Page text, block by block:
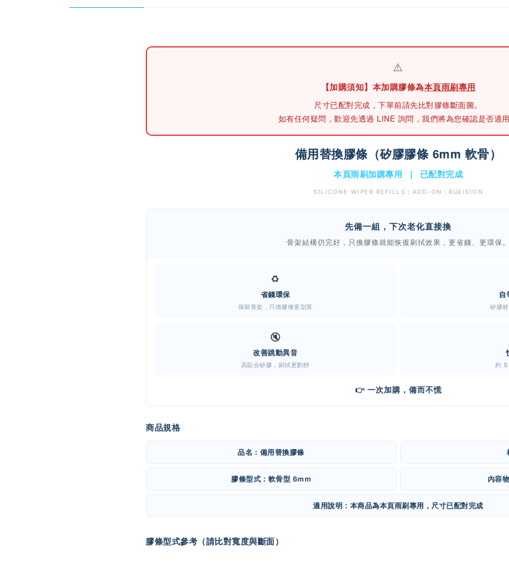
⚠️
【加購須知】本加購膠條為本頁雨刷專用
尺寸已配對完成，下單前請先比對膠條斷面圖。
如有任何疑問，歡迎先透過 LINE 詢問，我們將為您確認是否適用
備用替換膠條（矽膠膠條 6mm 軟骨）
本頁雨刷加購專用 ｜ 已配對完成
SILICONE WIPER REFILLS｜ADD-ON｜RUEISION
先備一組，下次老化直接換
骨架結構仍完好，只換膠條就能恢復刷拭效果，更省錢、更環保。
♻️
省錢環保
保留骨架，只換膠條更划算
自
矽膠
🔇
改善跳動異音
高貼合矽膠，刷拭更劉靜 約 5
👉 一次加購，備而不慌
商品規格
品名：備用替換膠條
膠條型式：軟骨型 6mm 內容
適用說明：本商品為本頁雨刷專用，尺寸已配對完成
膠條型式參考（請比對寬度與斷面）